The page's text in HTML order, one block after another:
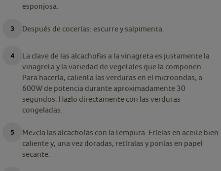
esponjosa.
Después de cocerlas: escurre y salpimenta.
La clave de las alcachofas a la vinagreta es justamente la
vinagreta y la variedad de vegetales que la componen.
Para hacerla, calienta las verduras en el microondas, a
600W de potencia durante aproximadamente 30
segundos. Hazlo directamente con las verduras
congeladas.
Mezcla las alcachofas con la tempura. Fríelas en aceite bien
caliente y, una vez doradas, retíralas y ponlas en papel
secante.